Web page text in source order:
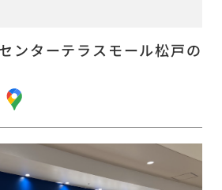
ンターテラスモール松戸の